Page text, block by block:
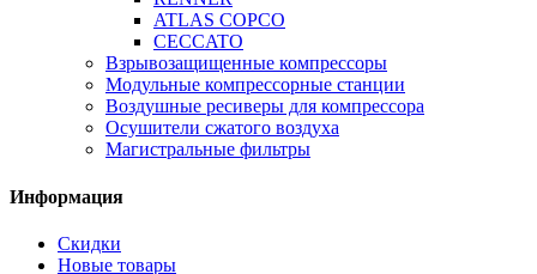
ATLAS COPCO
CECCATO
Взрывозащищенные компрессоры
Модульные компрессорные станции
Воздушные ресиверы для компрессора
Осушители сжатого воздуха
Магистральные фильтры
Информация
Скидки
Новые товары